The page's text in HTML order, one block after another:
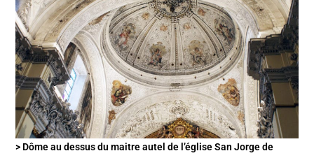
> Dôme au dessus du maitre autel de l’église San Jorge de